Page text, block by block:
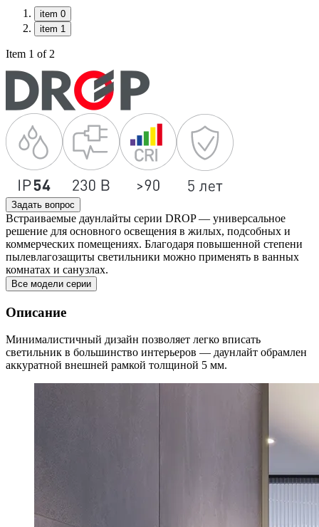
item 0
item 1
Item 1 of 2
Задать вопрос
Встраиваемые даунлайты серии DROP — универсальное
решение для основного освещения в жилых, подсобных и
коммерческих помещениях. Благодаря повышенной степени
пылевлагозащиты светильники можно применять в ванных
комнатах и санузлах.
Все модели серии
Описание
Минималистичный дизайн позволяет легко вписать
светильник в большинство интерьеров — даунлайт обрамлен
аккуратной внешней рамкой толщиной 5 мм.